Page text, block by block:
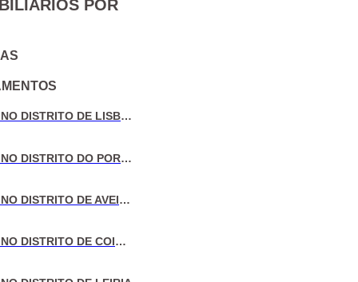
POR
VENDA DE MORADIAS NO DISTRITO DE LISBOA
VENDA DE MORADIAS NO DISTRITO DO PORTO
VENDA DE MORADIAS NO DISTRITO DE AVEIRO
VENDA DE MORADIAS NO DISTRITO DE COIMBRA